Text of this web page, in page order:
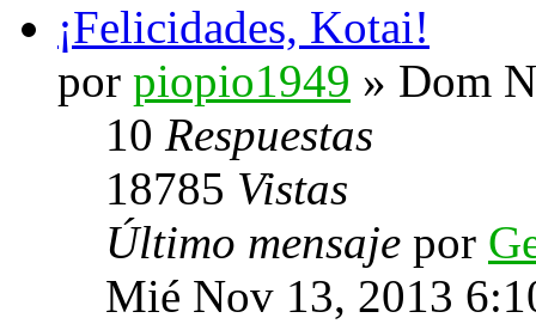
¡Felicidades, Kotai!
por piopio1949 » Dom
10 Respuestas
18785 Vistas
Último mensaje por
Mié Nov 13, 2013